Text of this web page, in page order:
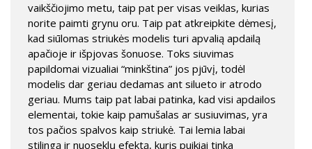
vaikščiojimo metu, taip pat per visas veiklas, kurias
norite paimti grynu oru. Taip pat atkreipkite dėmesį,
kad siūlomas striukės modelis turi apvalią apdailą
apačioje ir išpjovas šonuose. Toks siuvimas
papildomai vizualiai “minkština” jos pjūvį, todėl
modelis dar geriau dedamas ant silueto ir atrodo
geriau. Mums taip pat labai patinka, kad visi apdailos
elementai, tokie kaip pamušalas ar susiuvimas, yra
tos pačios spalvos kaip striukė. Tai lemia labai
stilingą ir nuoseklų efektą, kuris puikiai tinka